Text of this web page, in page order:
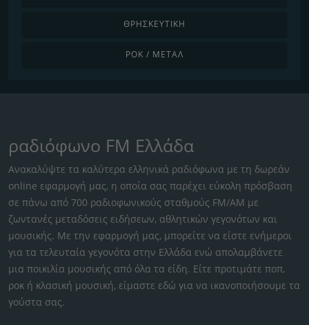
ΘΡΗΣΚΕΥΤΙΚΉ
ΡΟΚ / ΜΈΤΑΛ
ραδιόφωνο FM Ελλάδα
Ανακαλύψτε τα καλύτερα ελληνικά ραδιόφωνα με τη δωρεάν
online εφαρμογή μας, η οποία σας παρέχει εύκολη πρόσβαση
σε πάνω από 700 ραδιοφωνικούς σταθμούς FM/AM με
ζωντανές μεταδόσεις ειδήσεων, αθλητικών γεγονότων και
μουσικής. Με την εφαρμογή μας, μπορείτε να είστε ενήμεροι
για τα τελευταία γεγονότα στην Ελλάδα ενώ απολαμβάνετε
μια ποικιλία μουσικής από όλα τα είδη. Είτε προτιμάτε ποπ,
ροκ ή κλασική μουσική, είμαστε εδώ για να ικανοποιήσουμε τα
γούστα σας.